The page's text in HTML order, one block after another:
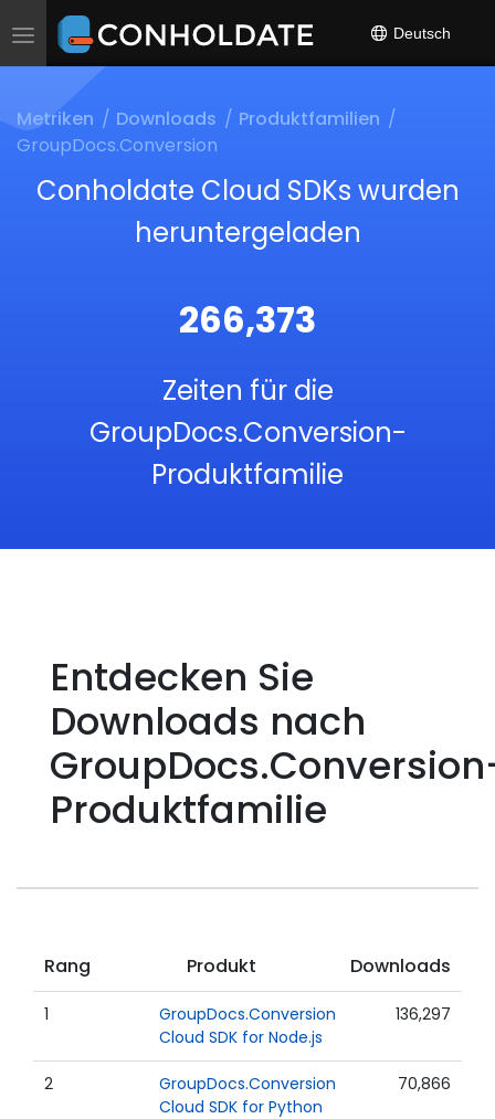
Toggle
Deutsch
Metriken Downloads
Produktfamilien
GroupDocs.Conversion
Conholdate Cloud SDKs wurden
heruntergeladen
266,373
Zeiten für die
GroupDocs.Conversion-
Produktfamilie
Entdecken Sie
Downloads nach
Produktfamilie
Rang Produkt Downloads
1
GroupDocs.Conversion
Cloud SDK for Node.js
136,297
2
GroupDocs.Conversion
Cloud SDK for Python
70,866